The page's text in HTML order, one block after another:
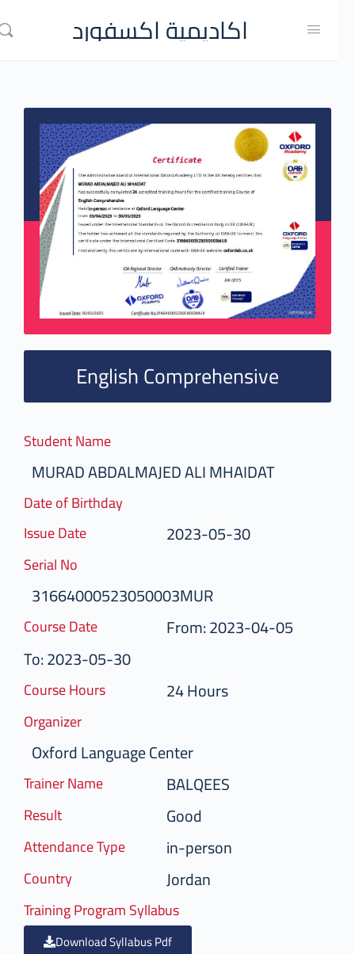
اكاديمية اكسفورد
English Comprehensive
Student Name
MURAD ABDALMAJED ALI MHAIDAT
Date of Birthday
Issue Date
2023-05-30
Serial No
31664000523050003MUR
Course Date
From: 2023-04-05
To: 2023-05-30
Course Hours 24 Hours
Organizer
Oxford Language Center
Trainer Name BALQEES
Result Good
Attendance Type in-person
Country Jordan
Training Program Syllabus
Download Syllabus Pdf